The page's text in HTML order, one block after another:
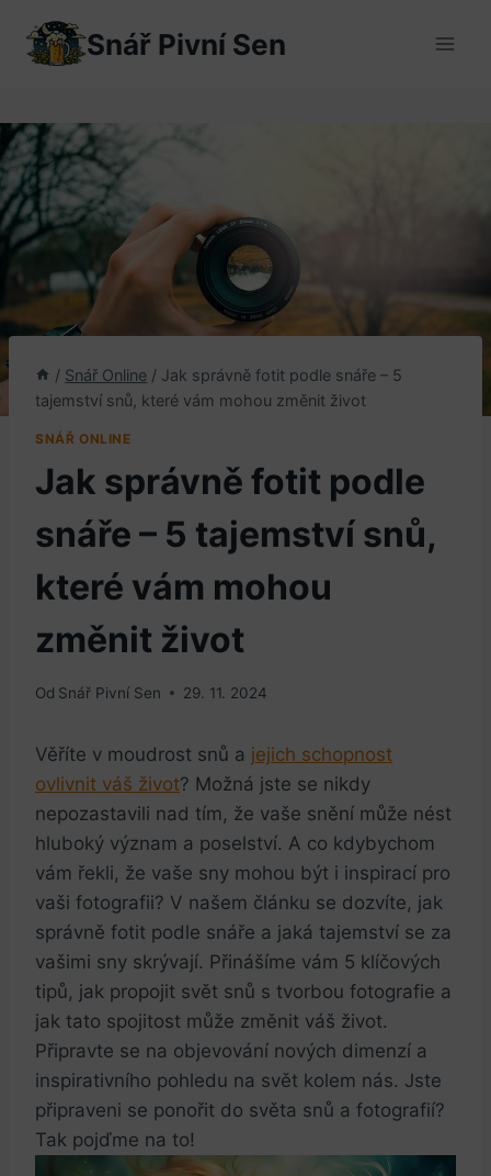
obsah
Snář Pivní Sen
/ Snář Online / Jak správně fotit podle snáře – 5
tajemství snů, které vám mohou změnit život
SNÁŘ ONLINE
Jak správně fotit podle
snáře – 5 tajemství snů,
které vám mohou
změnit život
Od Snář Pivní Sen 29. 11. 2024
Věříte v moudrost snů a jejich schopnost
ovlivnit váš život? Možná jste se nikdy
nepozastavili nad tím, že vaše snění může nést
hluboký význam a poselství. A co kdybychom
vám řekli, že vaše sny mohou být i inspirací pro
vaši fotografii? V našem článku se dozvíte, jak
správně fotit podle snáře a jaká tajemství se za
vašimi sny skrývají. Přinášíme vám 5 klíčových
tipů, jak propojit svět snů s tvorbou fotografie a
jak tato spojitost může změnit váš život.
Připravte se na objevování nových dimenzí a
inspirativního pohledu na svět kolem nás. Jste
připraveni se ponořit do světa snů a fotografií?
Tak pojďme na to!